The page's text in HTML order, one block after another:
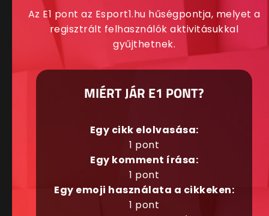
Az E1 pont az Esport1.hu hűségpontja, melyet a
regisztrált felhasználók aktivitásukkal
gyűjthetnek.
MIÉRT JÁR E1 PONT?
Egy cikk elolvasása:
1 pont
Egy komment írása:
1 pont
Egy emoji használata a cikkeken:
1 pont